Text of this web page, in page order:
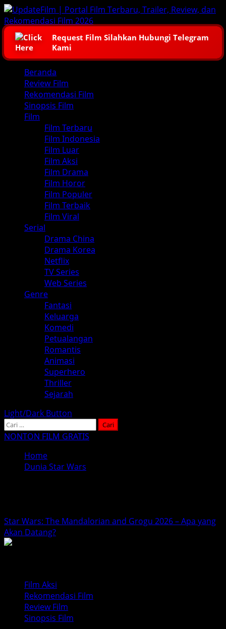
Skip
to
content
Request Film Silahkan Hubungi Telegram
Kami
Primary
Menu
Beranda
Review Film
Rekomendasi Film
Sinopsis Film
Film
Film Terbaru
Film Indonesia
Film Luar
Film Aksi
Film Drama
Film Horor
Film Populer
Film Terbaik
Film Viral
Serial
Drama China
Drama Korea
Netflix
TV Series
Web Series
Genre
Fantasi
Keluarga
Komedi
Petualangan
Romantis
Animasi
Superhero
Thriller
Sejarah
Light/Dark Button
Cari
untuk:
NONTON FILM GRATIS
Home
Dunia Star Wars
Star Wars: The Mandalorian and Grogu 2026 – Apa yang
Akan Datang?
Film Aksi
Rekomendasi Film
Review Film
Sinopsis Film